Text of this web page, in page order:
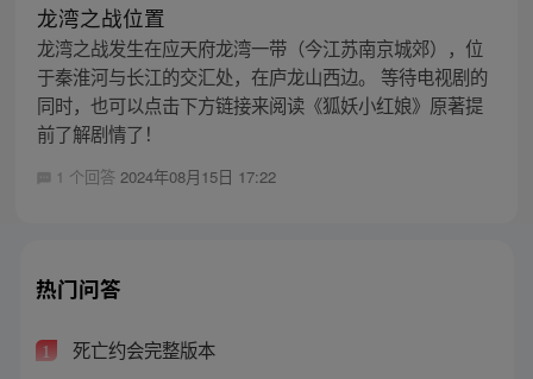
龙湾之战位置
龙湾之战发生在应天府龙湾一带（今江苏南京城郊），位
于秦淮河与长江的交汇处，在庐龙山西边。 等待电视剧的
同时，也可以点击下方链接来阅读《狐妖小红娘》原著提
前了解剧情了！
1 个回答 2024年08月15日 17:22
热门问答
1 死亡约会完整版本